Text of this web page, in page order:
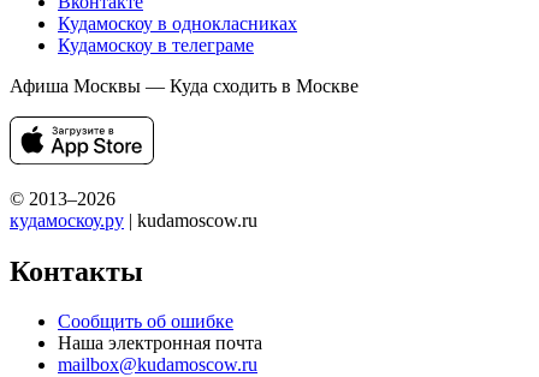
Кудамоскоу в однокласниках
Кудамоскоу в телеграме
Афиша Москвы — Куда сходить в Москве
© 2013–2026
кудамоскоу.ру | kudamoscow.ru
Контакты
Сообщить об ошибке
Наша электронная почта
mailbox@kudamoscow.ru